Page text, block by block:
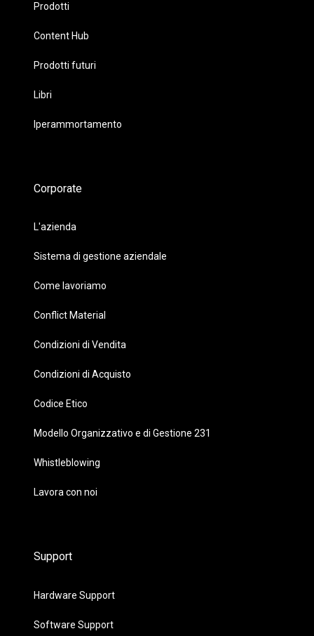
Prodotti
Content Hub
Prodotti futuri
Libri
Iperammortamento
Corporate
L'azienda
Sistema di gestione aziendale
Come lavoriamo
Conflict Material
Condizioni di Vendita
Condizioni di Acquisto
Codice Etico
Modello Organizzativo e di Gestione 231
Whistleblowing
Lavora con noi
Support
Hardware Support
Software Support